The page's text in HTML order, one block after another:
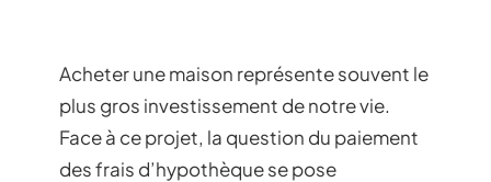
Acheter une maison représente souvent le
plus gros investissement de notre vie.
Face à ce projet, la question du paiement
des frais d’hypothèque se pose